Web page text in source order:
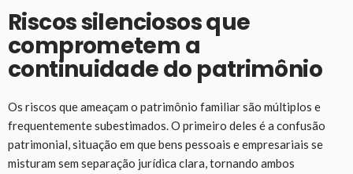
Riscos silenciosos que
comprometem a
continuidade do patrimônio
Os riscos que ameaçam o patrimônio familiar são múltiplos e
frequentemente subestimados. O primeiro deles é a confusão
patrimonial, situação em que bens pessoais e empresariais se
misturam sem separação jurídica clara, tornando ambos